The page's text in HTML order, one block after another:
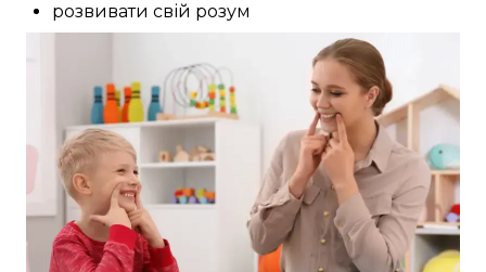
розвивати свій розум